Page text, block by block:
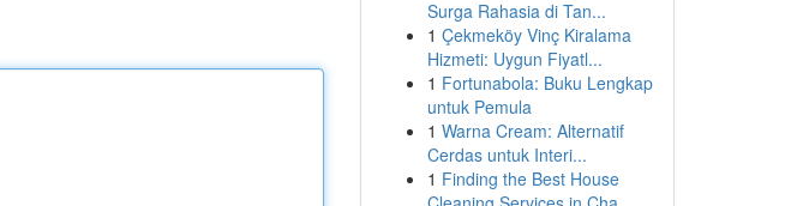
Surga Rahasia di Tan...
1 Çekmeköy Vinç Kiralama
Hizmeti: Uygun Fiyatl...
1 Fortunabola: Buku Lengkap
untuk Pemula
1 Warna Cream: Alternatif
Cerdas untuk Interi...
1 Finding the Best House